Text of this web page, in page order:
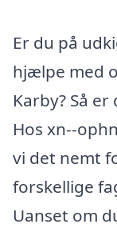
Er du på
hjælpe med
Karby? Så
Hos xn--
vi det nemt
forskellige
Uanset om